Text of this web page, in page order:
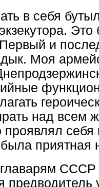
в себя
и
Моя
над всем
проявлял
приятная
СССР
предводитель